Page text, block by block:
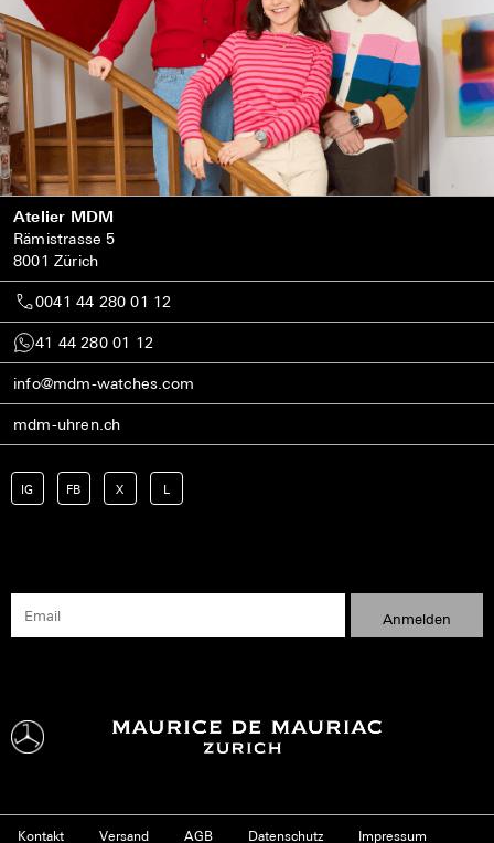
Atelier MDM
Rämistrasse 5
8001 Zürich
0041 44 280 01 12
41 44 280 01 12
info@mdm-watches.com
mdm-uhren.ch
IG FB X L
Kontakt Versand AGB Datenschutz Impressum